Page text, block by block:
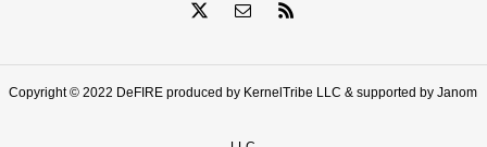
Copyright © 2022 DeFIRE produced by KernelTribe LLC & supported by Janom